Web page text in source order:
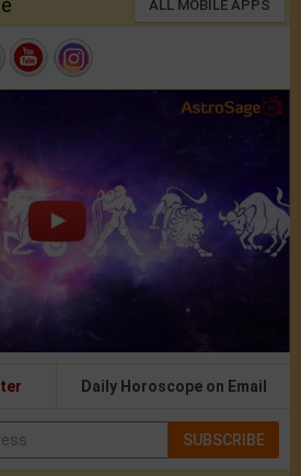
ALL MOBILE APPS
Daily Horoscope on Email
SUBSCRIBE